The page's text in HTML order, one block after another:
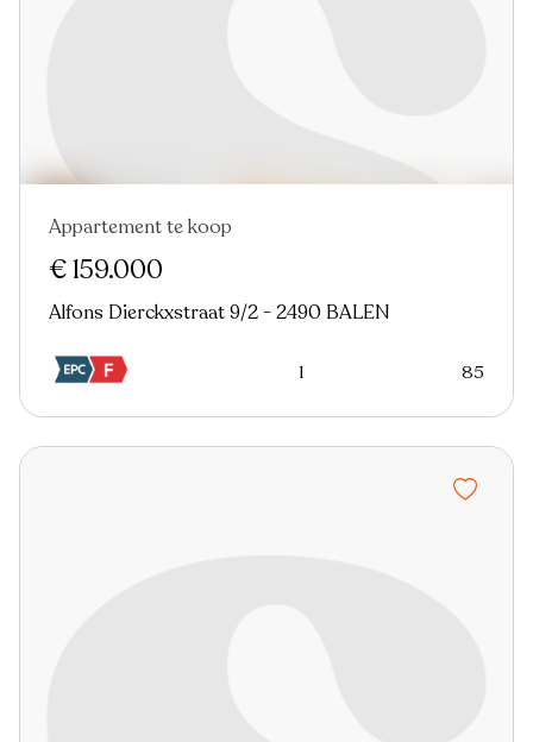
Appartement te koop
€ 159.000
Alfons Dierckxstraat 9/2 - 2490 BALEN
1 85